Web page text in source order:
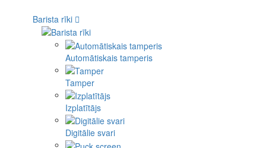
Barista rīki
Automātiskais tamperis
Tamper
Izplatītājs
Digitālie svari